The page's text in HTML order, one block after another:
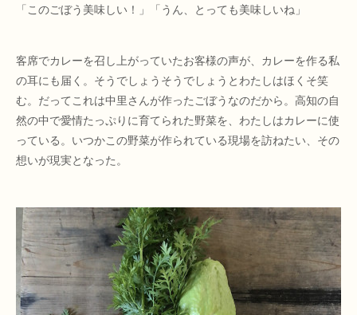
「このごぼう美味しい！」「うん、とっても美味しいね」
客席でカレーを召し上がっていたお客様の声が、カレーを作る私
の耳にも届く。そうでしょうそうでしょうとわたしはほくそ笑
む。だってこれは中里さんが作ったごぼうなのだから。高知の自
然の中で愛情たっぷりに育てられた野菜を、わたしはカレーに使
っている。いつかこの野菜が作られている現場を訪ねたい、その
想いが現実となった。